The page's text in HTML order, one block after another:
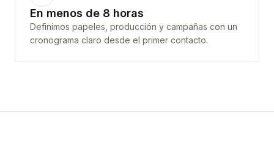
En menos de 8 horas
Definimos papeles, producción y campañas con un
cronograma claro desde el primer contacto.